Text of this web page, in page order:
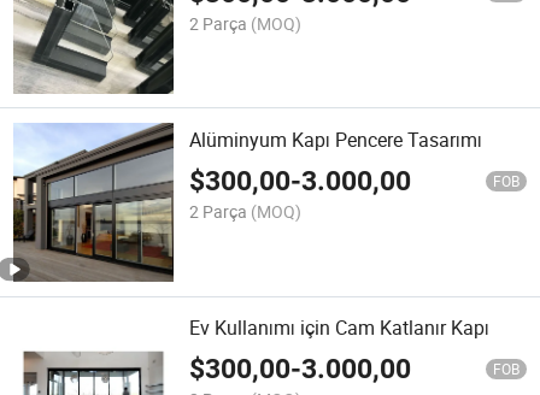
2 Parça (MOQ)
Alüminyum Kapı Pencere Tasarımı
$300,00-3.000,00 FOB
2 Parça (MOQ)
Ev Kullanımı için Cam Katlanır Kapı
$300,00-3.000,00 FOB